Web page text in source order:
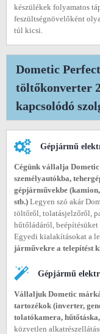
készülékek folyamatos
feszültségnövelőként
túl kicsi.
Dometic
töltőkonverter
kapcsolódó
Gépjármű
Cégünk vállalja
személyautókba,
gépjárművekbe (
stb.) Legyen szó akár
töltőről, tolatásjelzőről,
hűtőládáról,
Egyedi kialakításokat a
járművekre a telepítést
Gépjármű
Vállaljuk Dometic
tartozékok (inverter,
tolatókamera,
közvetlen